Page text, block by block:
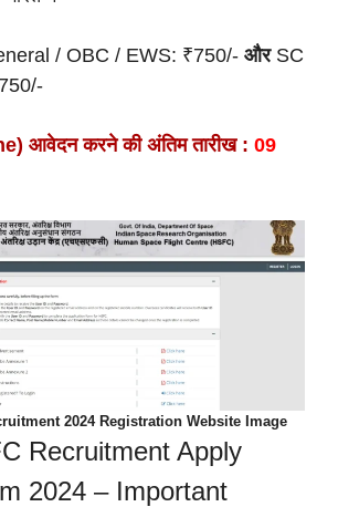
/ OBC / EWS: ₹750/- औरSC
आवेदन करने की अंतिम तारीख : 09
2024 Registration Website Image
Recruitment Apply
2024 – Important